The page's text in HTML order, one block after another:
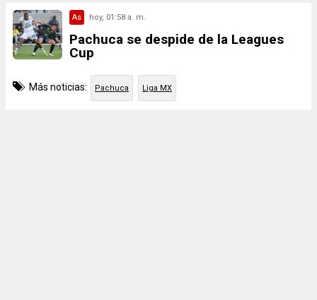
As hoy, 01:58 a. m.
Pachuca se despide de la Leagues
Cup
Más noticias: Pachuca Liga MX